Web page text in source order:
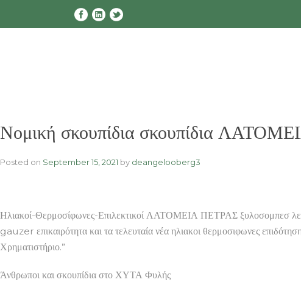
Νομική σκουπίδια σκουπίδια
Posted on September 15, 2021 by deangelooberg3
Ηλιακοί-Θερμοσίφωνες-Επιλεκτικοί ΛΑΤΟΜΕΙΑ ΠΕΤΡΑΣ ξυλοσομπεσ
gauzer επικαιρότητα και τα τελευταία νέα ηλιακοι θερμοσιφωνες
Χρηματιστήριο.”
Άνθρωποι και σκουπίδια στο ΧΥΤΑ Φυλής